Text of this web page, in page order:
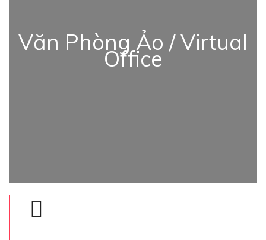
Văn Phòng Ảo / Virtual
Office